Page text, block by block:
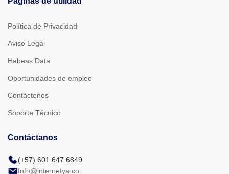
Política de Privacidad
Aviso Legal
Habeas Data
Oportunidades de empleo
Contáctenos
Soporte Técnico
Contáctanos
(+57) 601 647 6849
Info@internetya.co